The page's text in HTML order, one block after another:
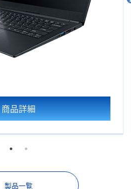
商品詳細
製品一覧